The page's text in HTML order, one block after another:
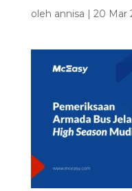
oleh annisa | 20 Mar